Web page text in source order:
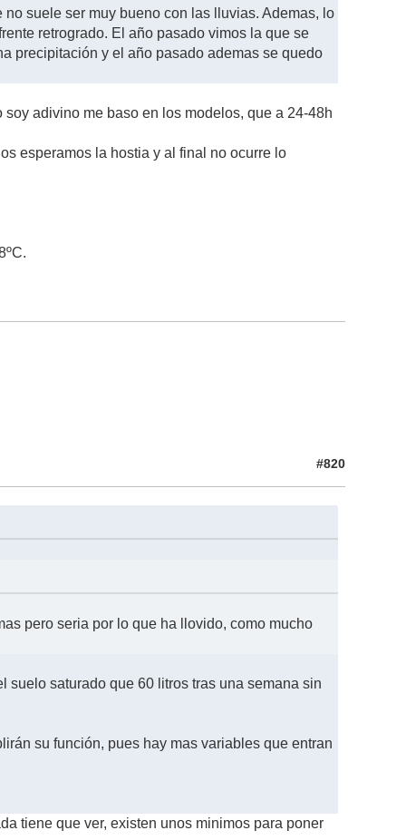
suele ser muy bueno con las lluvias. Ademas, lo
retrogrado. El año pasado vimos la que se
precipitación y el año pasado ademas se quedo
adivino me baso en los modelos, que a 24-48h
esperamos la hostia y al final no ocurre lo
#820
pero seria por lo que ha llovido, como mucho
suelo saturado que 60 litros tras una semana sin
su función, pues hay mas variables que entran
tiene que ver, existen unos minimos para poner